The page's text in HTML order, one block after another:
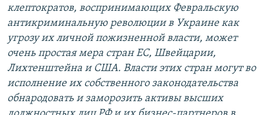
клептократов, воспринимающих Февральскую
антикриминальную революции в Украине как
угрозу их личной пожизненной власти, может
очень простая мера стран ЕС, Швейцарии,
Лихтенштейна и США. Власти этих стран могут во
исполнение их собственного законодательства
обнародовать и заморозить активы высших